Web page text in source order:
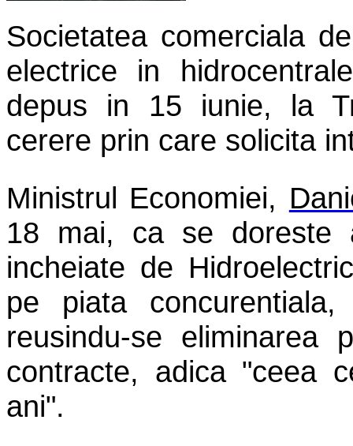
Societatea comerciala
electrice in
depus in 15 iunie, la
cerere prin care solicita
Ministrul Economiei,
18 mai, ca se doreste
incheiate de
pe piata
reusindu-se eliminarea
contracte, adica "ceea
ani".